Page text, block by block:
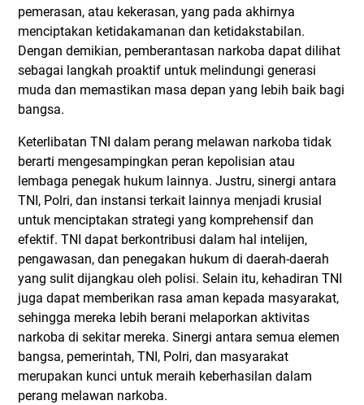
pemerasan, atau kekerasan, yang pada akhirnya
menciptakan ketidakamanan dan ketidakstabilan.
Dengan demikian, pemberantasan narkoba dapat dilihat
sebagai langkah proaktif untuk melindungi generasi
muda dan memastikan masa depan yang lebih baik bagi
bangsa.
Keterlibatan TNI dalam perang melawan narkoba tidak
berarti mengesampingkan peran kepolisian atau
lembaga penegak hukum lainnya. Justru, sinergi antara
TNI, Polri, dan instansi terkait lainnya menjadi krusial
untuk menciptakan strategi yang komprehensif dan
efektif. TNI dapat berkontribusi dalam hal intelijen,
pengawasan, dan penegakan hukum di daerah-daerah
yang sulit dijangkau oleh polisi. Selain itu, kehadiran TNI
juga dapat memberikan rasa aman kepada masyarakat,
sehingga mereka lebih berani melaporkan aktivitas
narkoba di sekitar mereka. Sinergi antara semua elemen
bangsa, pemerintah, TNI, Polri, dan masyarakat
merupakan kunci untuk meraih keberhasilan dalam
perang melawan narkoba.